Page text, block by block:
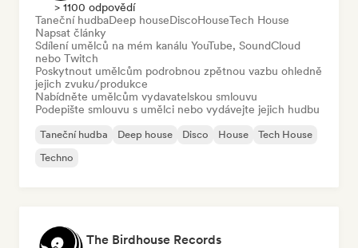
> 1100 odpovědí
Taneční hudbaDeep houseDiscoHouseTech House
Napsat články
Sdílení umělců na mém kanálu YouTube, SoundCloud
nebo Twitch
Poskytnout umělcům podrobnou zpětnou vazbu ohledně
jejich zvuku/produkce
Nabídněte umělcům vydavatelskou smlouvu
Podepište smlouvu s umělci nebo vydávejte jejich hudbu
Taneční hudba Deep house Disco House
Tech House
Techno
The Birdhouse Records